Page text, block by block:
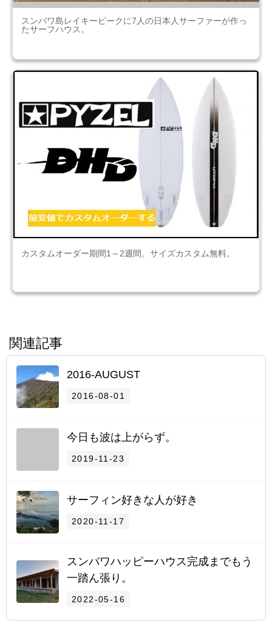
スンバワ島レイキーピークに7人の日本人サーファーが作っ
たサーフハウス。
カスタムオーダー期間1～2週間。サイズカスタム無料。
関連記事
2016-AUGUST
2016-08-01
今日も波は上がらず。
2019-11-23
サーフィン好きな人が好き
2020-11-17
スンバワハッピーハウス完成までもう
一踏ん張り。
2022-05-16